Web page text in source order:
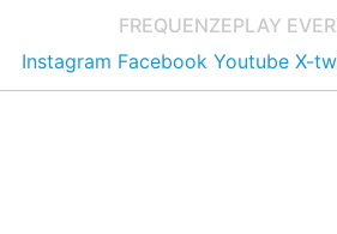
FREQUENZEPLAY
Instagram Facebook Youtube X-